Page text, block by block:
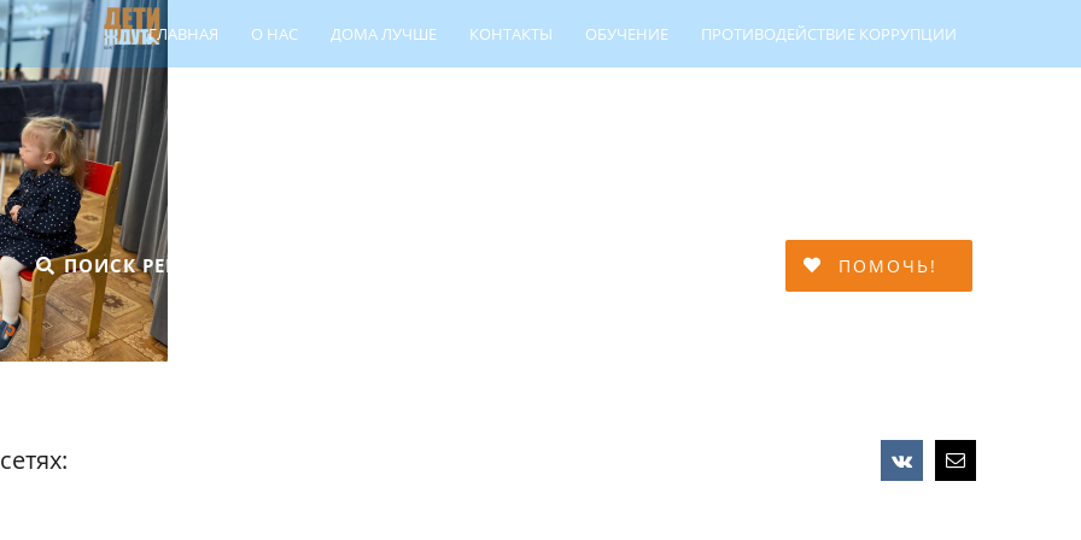
ГЛАВНАЯ О НАС ДОМА ЛУЧШЕ КОНТАКТЫ ОБУЧЕНИЕ ПРОТИВОДЕЙСТВИЕ КОРРУПЦИИ
ПОИСК РЕБЁНКА ПОМОЧЬ!
Vk Email